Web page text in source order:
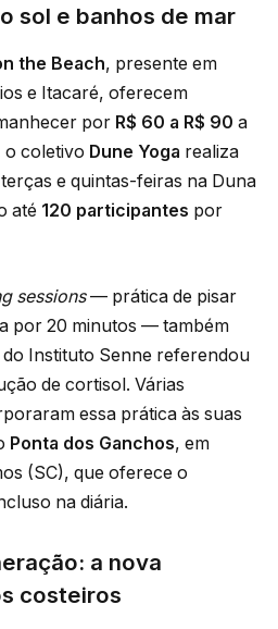
sol e banhos de mar
the Beach, presente em
e Itacaré, oferecem
por R$ 60 a R$ 90 a
o coletivo Dune Yoga realiza
e quintas-feiras na Duna
até 120 participantes por
sessions— prática de pisar
por 20 minutos — também
Instituto Senne referendou
de cortisol. Várias
essa prática às suas
Ponta dos Ganchos, em
(SC), que oferece o
na diária.
a nova
costeiros